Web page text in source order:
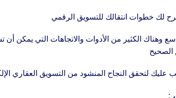
لك خطوات انتقالك للتسويق الرقمي
وهناك الكثير من الأدوات والاتجاهات التي يمكن
الصحيح
عليك لتحقق النجاح المنشود من التسويق العقاري
: